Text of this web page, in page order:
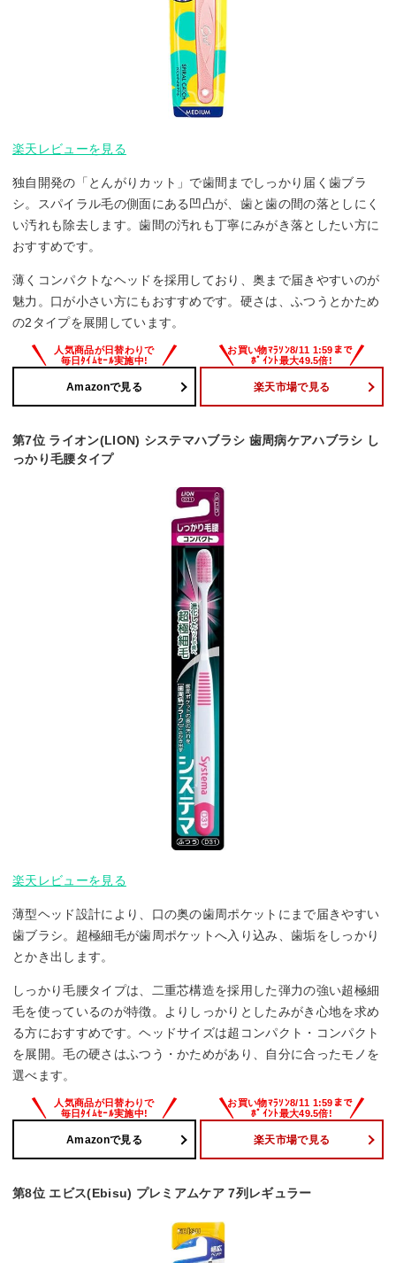
楽天レビューを見る
独自開発の「とんがりカット」で歯間までしっかり届く歯ブラ
シ。スパイラル毛の側面にある凹凸が、歯と歯の間の落としにく
い汚れも除去します。歯間の汚れも丁寧にみがき落としたい方に
おすすめです。
薄くコンパクトなヘッドを採用しており、奥まで届きやすいのが
魅力。口が小さい方にもおすすめです。硬さは、ふつうとかため
の2タイプを展開しています。
Amazonで見る 楽天市場で見る
第7位 ライオン(LION) システマハブラシ 歯周病ケアハブラシ し
っかり毛腰タイプ
楽天レビューを見る
薄型ヘッド設計により、口の奥の歯周ポケットにまで届きやすい
歯ブラシ。超極細毛が歯周ポケットへ入り込み、歯垢をしっかり
とかき出します。
しっかり毛腰タイプは、二重芯構造を採用した弾力の強い超極細
毛を使っているのが特徴。よりしっかりとしたみがき心地を求め
る方におすすめです。ヘッドサイズは超コンパクト・コンパクト
を展開。毛の硬さはふつう・かためがあり、自分に合ったモノを
選べます。
Amazonで見る 楽天市場で見る
第8位 エビス(Ebisu) プレミアムケア 7列レギュラー